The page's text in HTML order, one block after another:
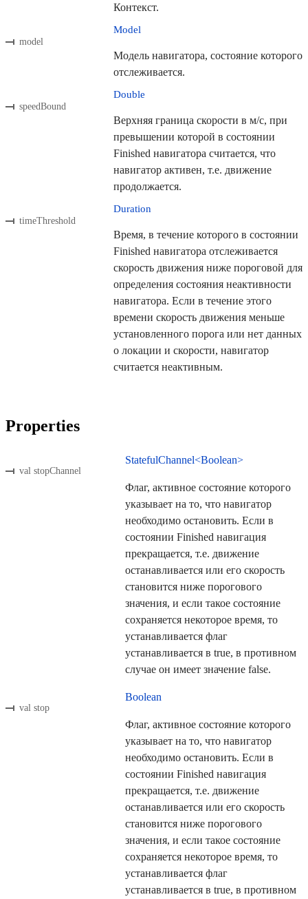
Контекст.
model
Model
Модель навигатора, состояние которого
отслеживается.
speedBound
Double
Верхняя граница скорости в м/с, при
превышении которой в состоянии
Finished навигатора считается, что
навигатор активен, т.е. движение
продолжается.
timeThreshold
Duration
Время, в течение которого в состоянии
Finished навигатора отслеживается
скорость движения ниже пороговой для
определения состояния неактивности
навигатора. Если в течение этого
времени скорость движения меньше
установленного порога или нет данных
о локации и скорости, навигатор
считается неактивным.
Properties
val stopChannel
StatefulChannel<Boolean>
Флаг, активное состояние которого
указывает на то, что навигатор
необходимо остановить. Если в
состоянии Finished навигация
прекращается, т.е. движение
останавливается или его скорость
становится ниже порогового
значения, и если такое состояние
сохраняется некоторое время, то
устанавливается флаг
устанавливается в true, в противном
случае он имеет значение false.
val stop
Boolean
Флаг, активное состояние которого
указывает на то, что навигатор
необходимо остановить. Если в
состоянии Finished навигация
прекращается, т.е. движение
останавливается или его скорость
становится ниже порогового
значения, и если такое состояние
сохраняется некоторое время, то
устанавливается флаг
устанавливается в true, в противном